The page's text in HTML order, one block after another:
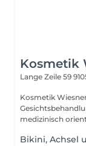
Kosmetik
Lange Zeile 59
Kosmetik Wiesner Hauttherapie &
medizinisch
Bikini, Achsel